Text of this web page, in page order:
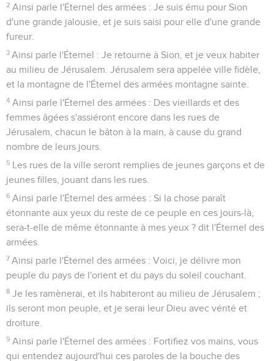
2 Ainsi parle l'Éternel des armées : Je suis ému pour Sion
d'une grande jalousie, et je suis saisi pour elle d'une grande
fureur.
3 Ainsi parle l'Éternel : Je retourne à Sion, et je veux habiter
au milieu de Jérusalem. Jérusalem sera appelée ville fidèle,
et la montagne de l'Éternel des armées montagne sainte.
4 Ainsi parle l'Éternel des armées : Des vieillards et des
femmes âgées s'assiéront encore dans les rues de
Jérusalem, chacun le bâton à la main, à cause du grand
nombre de leurs jours.
5 Les rues de la ville seront remplies de jeunes garçons et de
jeunes filles, jouant dans les rues.
6 Ainsi parle l'Éternel des armées : Si la chose paraît
étonnante aux yeux du reste de ce peuple en ces jours-là,
sera-t-elle de même étonnante à mes yeux ? dit l'Éternel des
armées.
7 Ainsi parle l'Éternel des armées : Voici, je délivre mon
peuple du pays de l'orient et du pays du soleil couchant.
8 Je les ramènerai, et ils habiteront au milieu de Jérusalem ;
ils seront mon peuple, et je serai leur Dieu avec vérité et
droiture.
9 Ainsi parle l'Éternel des armées : Fortifiez vos mains, vous
qui entendez aujourd'hui ces paroles de la bouche des